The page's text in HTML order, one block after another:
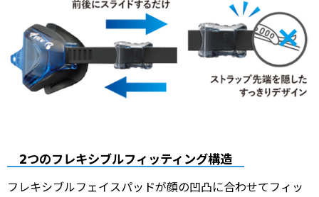
2つのフレキシブルフィッティング構造
フレキシブルフェイスパッドが顔の凹凸に合わせてフィッ